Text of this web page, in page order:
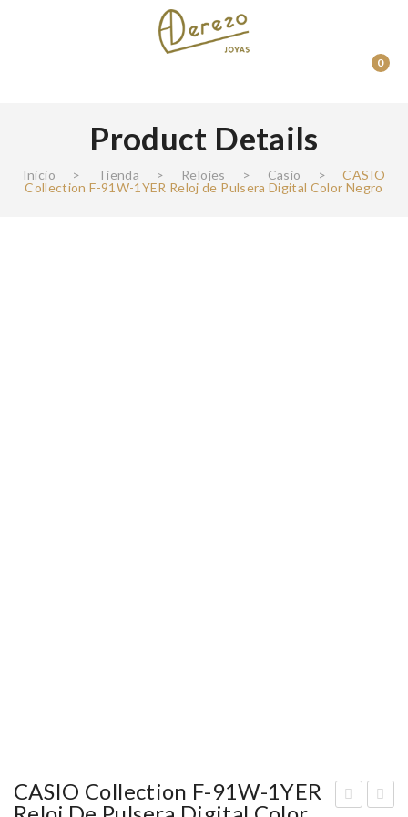
0
Product Details
Inicio > Tienda > Relojes > Casio >
CASIO
Collection F-91W-1YER Reloj de Pulsera Digital Color Negro
ASI ASI
CASIO Collection F-91W-1YER
Reloj De Pulsera Digital Color